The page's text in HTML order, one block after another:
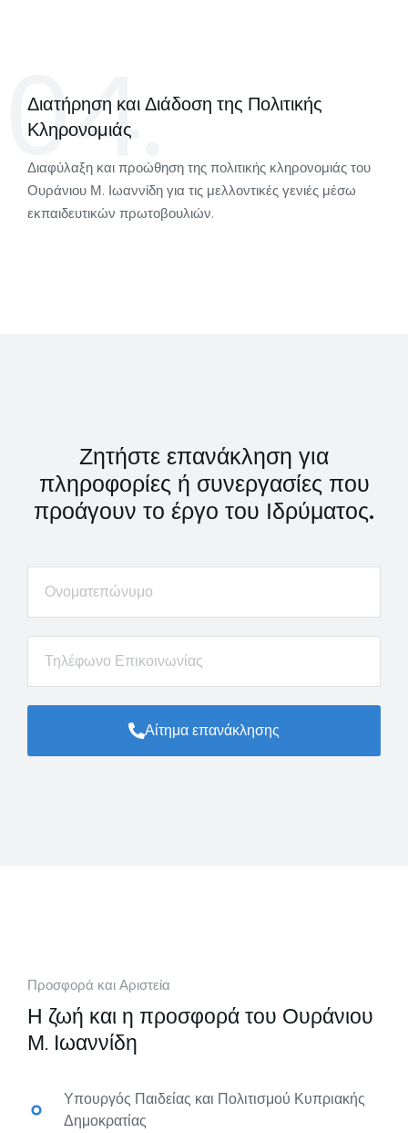
04.
Διατήρηση και Διάδοση της Πολιτικής
Κληρονομιάς
Διαφύλαξη και προώθηση της πολιτικής κληρονομιάς του
Ουράνιου Μ. Ιωαννίδη για τις μελλοντικές γενιές μέσω
εκπαιδευτικών πρωτοβουλιών.
Ζητήστε επανάκληση για
πληροφορίες ή συνεργασίες που
προάγουν το έργο του Ιδρύματος.
Αίτημα επανάκλησης
Προσφορά και Αριστεία
Η ζωή και η προσφορά του Ουράνιου
Μ. Ιωαννίδη
Υπουργός Παιδείας και Πολιτισμού Κυπριακής
Δημοκρατίας